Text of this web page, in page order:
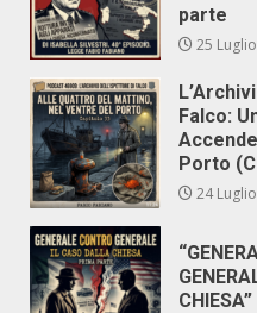
parte
25
Falco:
Porto
24